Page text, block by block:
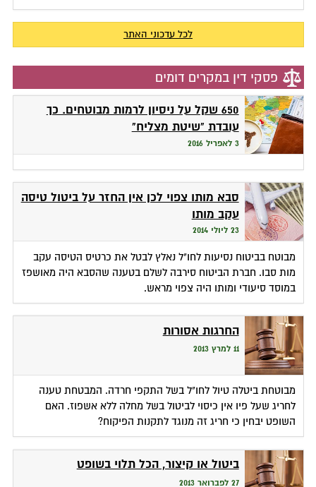
לכל עדכוני האתר
פסקי דין במקרים דומים
650 שקל על ניסיון לרמות מבוטחים. כך
עובדת "שיטת מצליח"
3 לאפריל 2016
סבא מותו צפוי לכן אין החזר על ביטול טיסה
עקב מותו
23 ליולי 2014
מבוטח בביטוח נסיעות לחו"ל נאלץ לבטל את כרטיס הטיסה עקב
מות סבו. חברת הביטוח סירבה לשלם בטענה שהסבא היה מאושפז
במוסד סיעודי ומותו היה צפוי מראש.
החרגות אסורות
11 למרץ 2013
מבוטחת ביטלה טיול לחו"ל בשל התקפי חרדה. המבטחת טענה
לחריג שעל פיו אין כיסוי לביטול בשל מחלה ללא אשפוז. האם
השופט יבחין כי חריג זה מנוגד לתקנות הפיקוח?
ביטול או קיצור, הכל תלוי בשופט
27 לפברואר 2013